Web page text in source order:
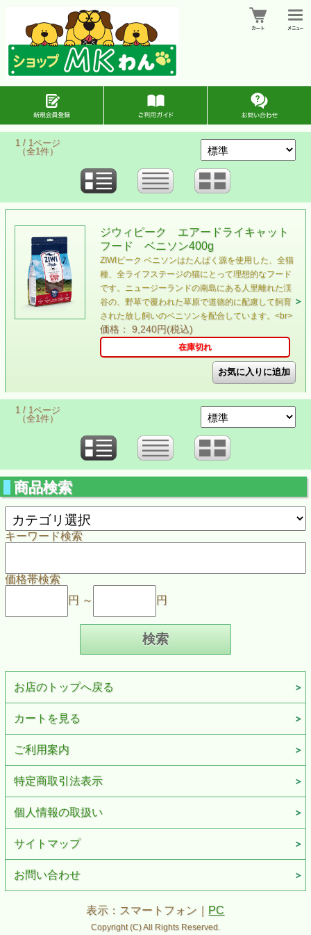
1 / 1ページ
（全1件）
ジウィピーク エアードライキャット
フード ベニソン400g
ZIWIピーク ベニソンはたんぱく源を使用した、全猫
種、全ライフステージの猫にとって理想的なフード
です。ニュージーランドの南島にある人里離れた渓
谷の、野草で覆われた草原で道徳的に配慮して飼育
された放し飼いのベニソンを配合しています。<br>
価格： 9,240円(税込)
在庫切れ
1 / 1ページ
（全1件）
商品検索
キーワード検索
価格帯検索
円 ～
円
お店のトップへ戻る
カートを見る
ご利用案内
特定商取引法表示
個人情報の取扱い
サイトマップ
お問い合わせ
表示：スマートフォン｜ PC
Copyright (C) All Rights Reserved.